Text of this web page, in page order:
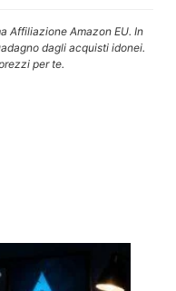
Affiliazione Amazon EU. In
dagli acquisti idonei.
per te.